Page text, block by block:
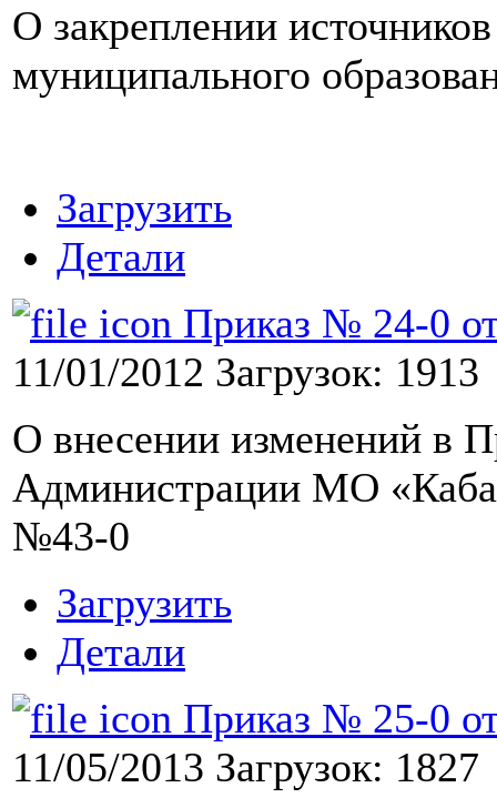
О закреплении
муниципального
Загрузить
Детали
Приказ № 24-0
11/01/2012 Загрузок: 1913
О внесении изменений в
Администрации МО
№43-0
Загрузить
Детали
Приказ № 25-0
11/05/2013 Загрузок: 1827